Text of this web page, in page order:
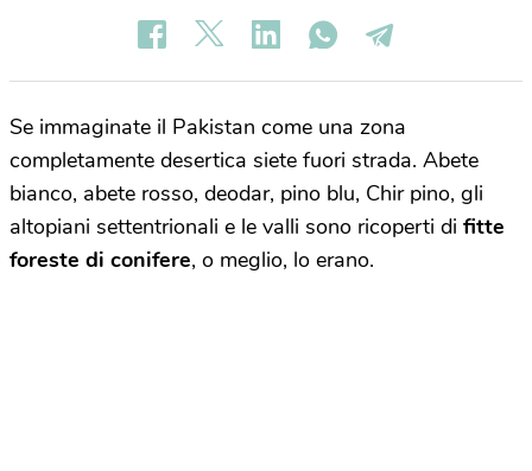
Se immaginate il Pakistan come una zona
completamente desertica siete fuori strada. Abete
bianco, abete rosso, deodar, pino blu, Chir pino, gli
altopiani settentrionali e le valli sono ricoperti di fitte
foreste di conifere, o meglio, lo erano.